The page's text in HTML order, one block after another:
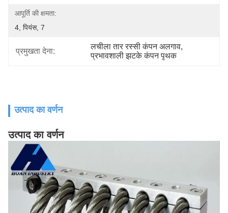
आपूर्ति की क्षमता:
4, पियंस, 7
प्रमुखता देना:
लचीला तार रस्सी कंपन अलगाव,
प्रभावशाली झटके कंपन पृथक
उत्पाद का वर्णन
उत्पाद का वर्णन